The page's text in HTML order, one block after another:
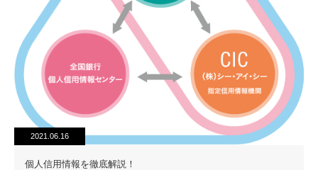
2021.06.16
個人信用情報を徹底解説！